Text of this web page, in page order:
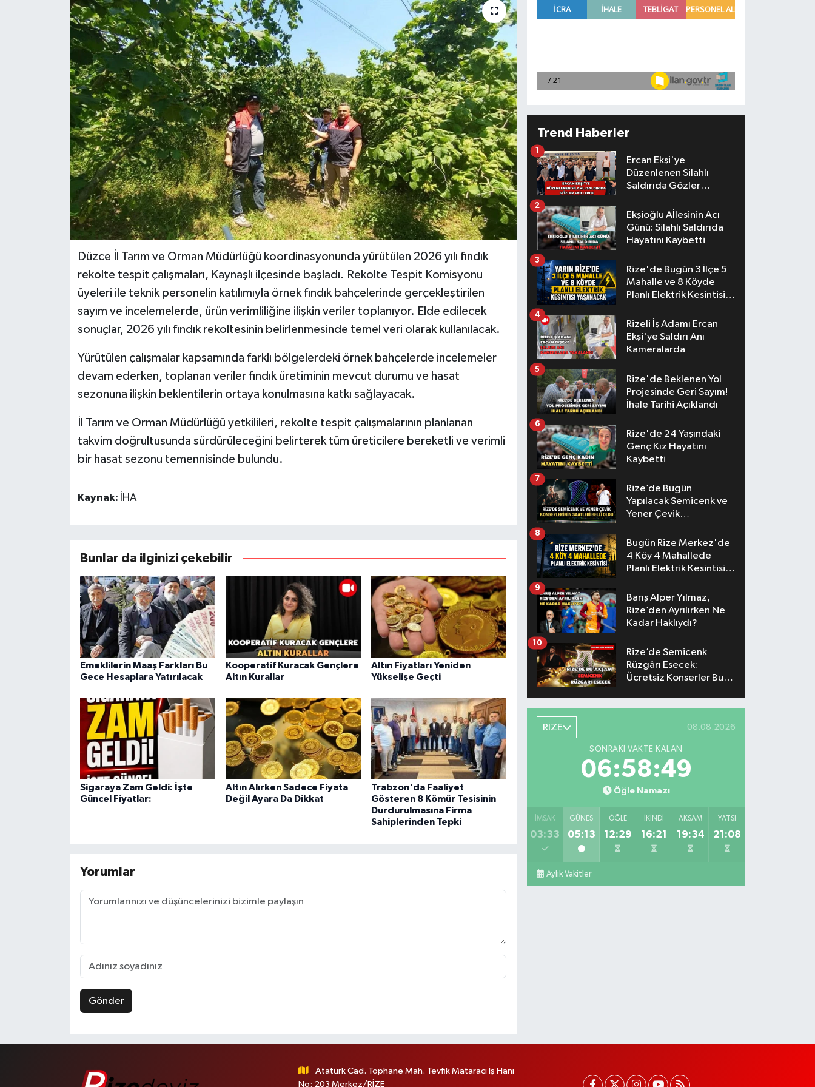
Düzce İl Tarım ve Orman Müdürlüğü koordinasyonunda yürütülen 2026 yılı fındık
rekolte tespit çalışmaları, Kaynaşlı ilçesinde başladı. Rekolte Tespit Komisyonu
üyeleri ile teknik personelin katılımıyla örnek fındık bahçelerinde gerçekleştirilen
sayım ve incelemelerde, ürün verimliliğine ilişkin veriler toplanıyor. Elde edilecek
sonuçlar, 2026 yılı fındık rekoltesinin belirlenmesinde temel veri olarak kullanılacak.
Yürütülen çalışmalar kapsamında farklı bölgelerdeki örnek bahçelerde incelemeler
devam ederken, toplanan veriler fındık üretiminin mevcut durumu ve hasat
sezonuna ilişkin beklentilerin ortaya konulmasına katkı sağlayacak.
İl Tarım ve Orman Müdürlüğü yetkilileri, rekolte tespit çalışmalarının planlanan
takvim doğrultusunda sürdürüleceğini belirterek tüm üreticilere bereketli ve verimli
bir hasat sezonu temennisinde bulundu.
Kaynak: İHA
Bunlar da ilginizi çekebilir
Emeklilerin Maaş Farkları Bu
Gece Hesaplara Yatırılacak
Kooperatif Kuracak Gençlere
Altın Kurallar
Altın Fiyatları Yeniden
Yükselişe Geçti
Sigaraya Zam Geldi: İşte
Güncel Fiyatlar:
Altın Alırken Sadece Fiyata
Değil Ayara Da Dikkat
Trabzon'da Faaliyet
Gösteren 8 Kömür Tesisinin
Durdurulmasına Firma
Sahiplerinden Tepki
Yorumlar
Gönder
Trend Haberler
Ercan Ekşi'ye
Düzenlenen Silahlı
Saldırıda Gözler
1
Ekşioğlu Aİlesinin Acı
Günü: Silahlı Saldırıda
Hayatını Kaybetti
2
Rize'de Bugün 3 İlçe 5
Mahalle ve 8 Köyde
Planlı Elektrik Kesintisi
3
Rizeli İş Adamı Ercan
Ekşi'ye Saldırı Anı
Kameralarda
4
Rize'de Beklenen Yol
Projesinde Geri Sayım!
İhale Tarihi Açıklandı
5
Rize'de 24 Yaşındaki
Genç Kız Hayatını
Kaybetti
6
Rize’de Bugün
Yapılacak Semicenk ve
Yener Çevik
Belli Oldu
7
Bugün Rize Merkez'de
4 Köy 4 Mahallede
Planlı Elektrik Kesintisi
8
Barış Alper Yılmaz,
Rize’den Ayrılırken Ne
Kadar Haklıydı?
9
Rize’de Semicenk
Rüzgârı Esecek:
Ücretsiz Konserler Bu
10
RİZE 08.08.2026
SONRAKI VAKTE KALAN
06:58:49
Öğle Namazı
İMSAK
03:33
GÜNEŞ
05:13
ÖĞLE
12:29
İKINDI
16:21
AKŞAM
19:34
YATSI
21:08
Aylık Vakitler
Atatürk Cad. Tophane Mah. Tevfik Mataracı İş Hanı
No: 203 Merkez/RİZE